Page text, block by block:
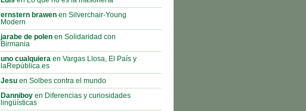
ernstern brawen en Silverchair-Young
Modern
jarabe de polen en Solidaridad con
Birmania
uno cualquiera en Vargas Llosa, El País y
laRepública.es
Jesu en Solbes contra el mundo
Danniboy en Diferencias y curiosidades
lingüísticas